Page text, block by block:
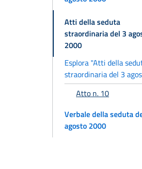
Atti della seduta
straordinaria del 3
2000
Esplora "Atti della
straordinaria del 3
Atto n. 10
Verbale della seduta
agosto 2000